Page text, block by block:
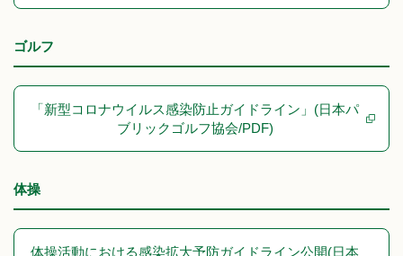
ゴルフ
「新型コロナウイルス感染防止ガイドライン」(日本パ
ブリックゴルフ協会/PDF)
体操
体操活動における感染拡大予防ガイドライン公開(日本